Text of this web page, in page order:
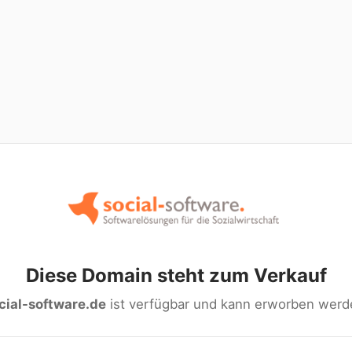
Diese Domain steht zum Verkauf
software.deist verfügbar und kann erworben